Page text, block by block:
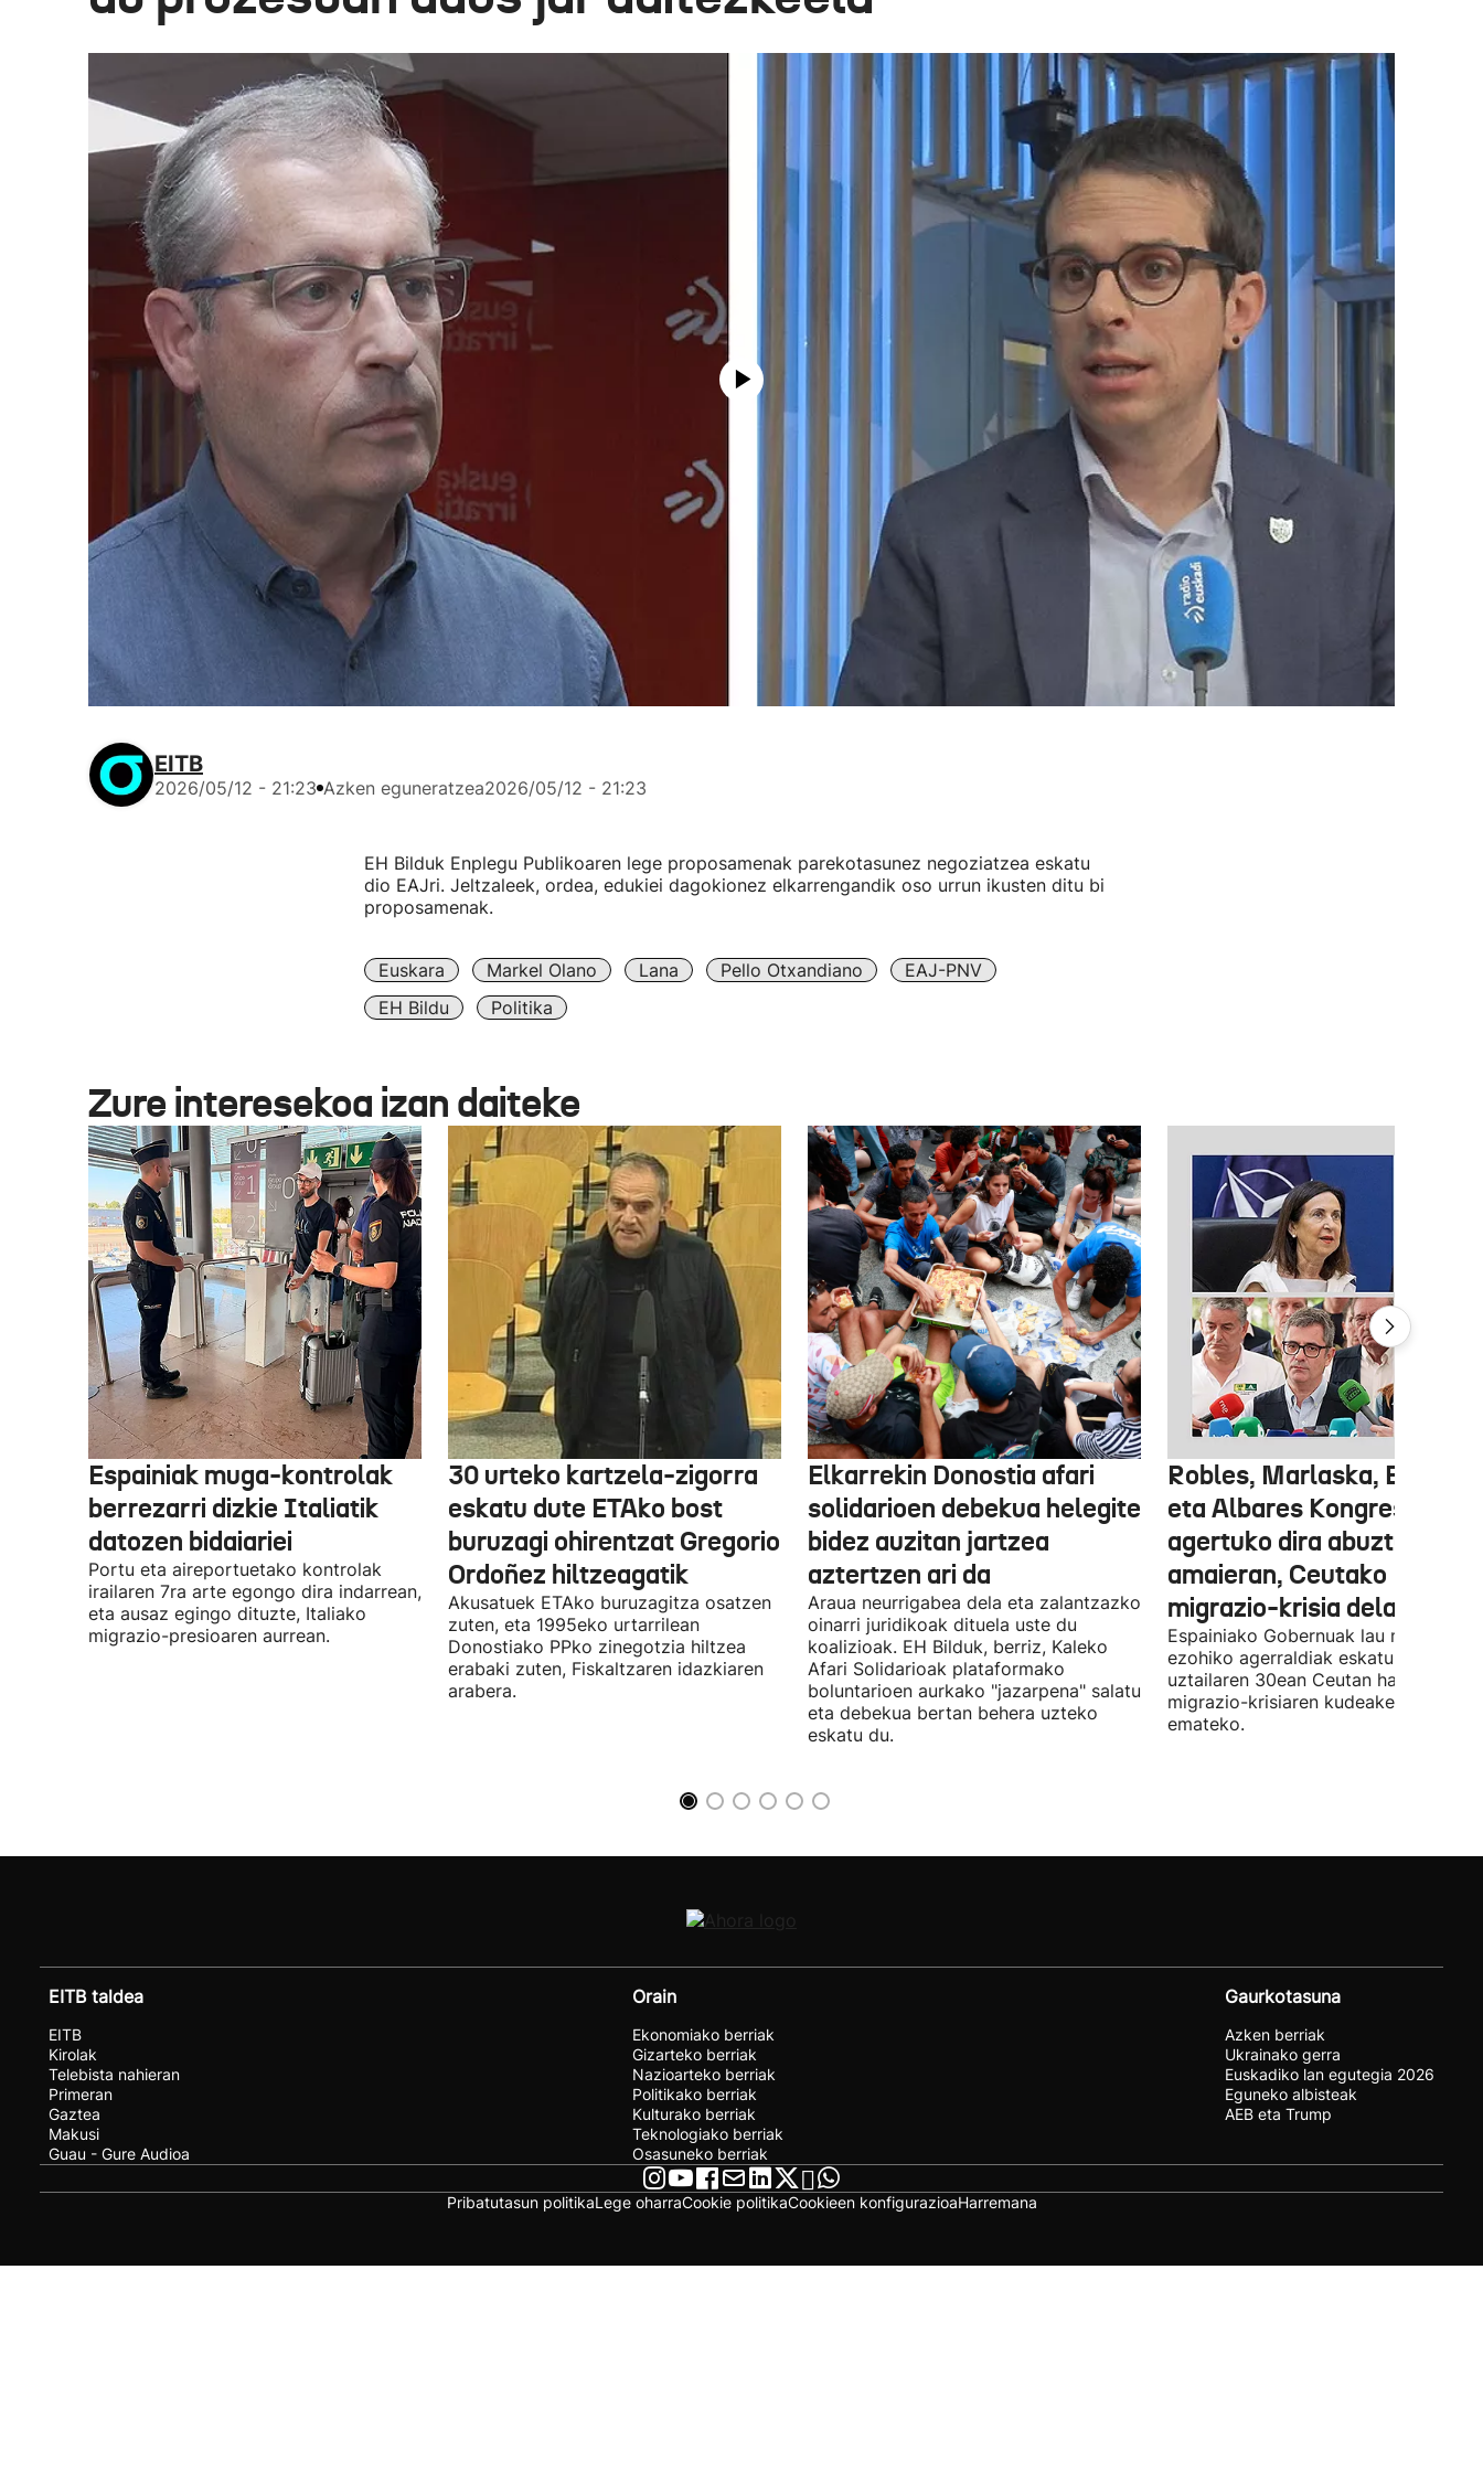
EITB
2026/05/12 - 21:23 Azken eguneratzea2026/05/12 - 21:23
EH Bilduk Enplegu Publikoaren lege proposamenak parekotasunez negoziatzea eskatu
dio EAJri. Jeltzaleek, ordea, edukiei dagokionez elkarrengandik oso urrun ikusten ditu bi
proposamenak.
Euskara Markel Olano Lana Pello Otxandiano
EAJ-PNV
EH Bildu
Politika
Zure interesekoa izan daiteke
Espainiak muga-kontrolak
berrezarri dizkie Italiatik
datozen bidaiariei
Portu eta aireportuetako kontrolak
irailaren 7ra arte egongo dira indarrean,
eta ausaz egingo dituzte, Italiako
migrazio-presioaren aurrean.
30 urteko kartzela-zigorra
eskatu dute ETAko bost
buruzagi ohirentzat Gregorio
Ordoñez hiltzeagatik
Akusatuek ETAko buruzagitza osatzen
zuten, eta 1995eko urtarrilean
Donostiako PPko zinegotzia hiltzea
erabaki zuten, Fiskaltzaren idazkiaren
arabera.
Elkarrekin Donostia afari
solidarioen debekua helegite
bidez auzitan jartzea
aztertzen ari da
Araua neurrigabea dela eta zalantzazko
oinarri juridikoak dituela uste du
koalizioak. EH Bilduk, berriz, Kaleko
Afari Solidarioak plataformako
boluntarioen aurkako "jazarpena" salatu
eta debekua bertan behera uzteko
eskatu du.
Robles, Marlaska, Bolaños
eta Albares Kongresuan
agertuko dira abuztuaren
amaieran, Ceutako
migrazio-krisia dela eta
Espainiako Gobernuak lau ministroen
ezohiko agerraldiak eskatu ditu,
uztailaren 30ean Ceutan hasitako
migrazio-krisiaren kudeaketaren berri
emateko.
EITB taldea
EITB
Kirolak
Telebista nahieran
Primeran
Gaztea
Makusi
Guau - Gure Audioa
Orain
Ekonomiako berriak
Gizarteko berriak
Nazioarteko berriak
Politikako berriak
Kulturako berriak
Teknologiako berriak
Osasuneko berriak
Gaurkotasuna
Azken berriak
Ukrainako gerra
Euskadiko lan egutegia 2026
Eguneko albisteak
AEB eta Trump
Pribatutasun politikaLege oharraCookie politikaCookieen konfigurazioaHarremana